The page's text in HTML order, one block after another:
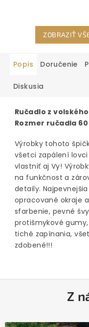
ZOBRAZIŤ
Popis Doručenie
Diskusia
Ručadlo z
Rozmer ručadla
Výrobky tohoto
všetci zapálení
vlastniť aj Vy!
na funkčnost a
detaily.
opracované okraje
sfarbenie, pevné
protišmykové
tiché zapínania,
zdobené!!!
Z